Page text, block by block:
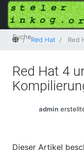
Startseite
Red Hat Red
Red Hat 4
admin
Dieser Artikel